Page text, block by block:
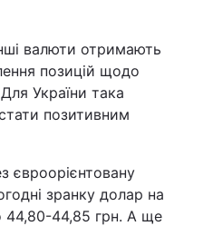
валюти отримають
позицій щодо
України така
позитивним
євроорієнтовану
зранку долар на
44,80-44,85 грн. А ще